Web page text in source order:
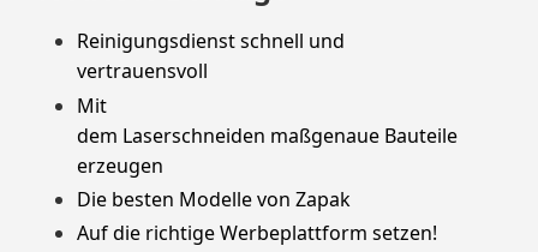
Reinigungsdienst schnell und
vertrauensvoll
Mit
dem Laserschneiden maßgenaue Bauteile
erzeugen
Die besten Modelle von Zapak
Auf die richtige Werbeplattform setzen!